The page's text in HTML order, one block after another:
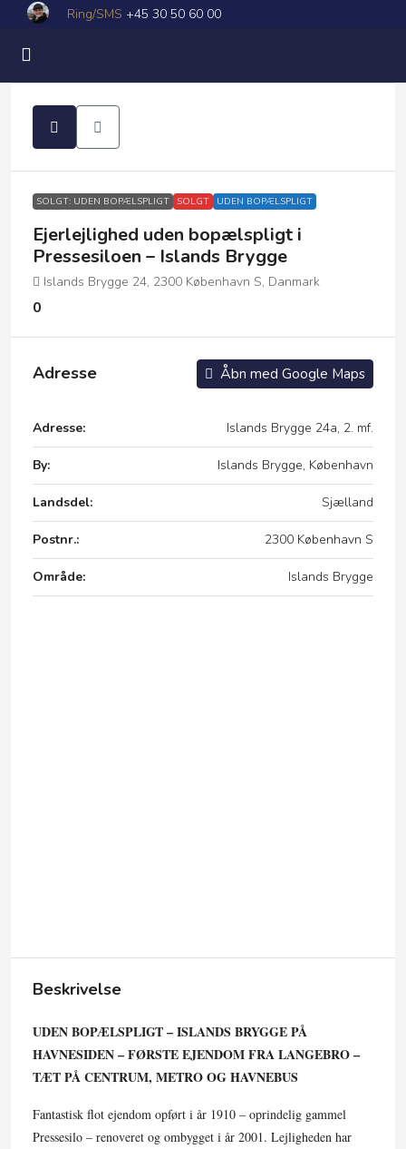
Ring/SMS +45 30 50 60 00
SOLGT: UDEN BOPÆLSPLIGT SOLGT UDEN BOPÆLSPLIGT
Ejerlejlighed uden bopælspligt i
Pressesiloen – Islands Brygge
Islands Brygge 24, 2300 København S, Danmark
0
Adresse Åbn med Google Maps
Adresse: Islands Brygge 24a, 2. mf.
By: Islands Brygge, København
Landsdel: Sjælland
Postnr.: 2300 København S
Område: Islands Brygge
Beskrivelse
UDEN BOPÆLSPLIGT – ISLANDS BRYGGE PÅ
HAVNESIDEN – FØRSTE EJENDOM FRA LANGEBRO –
TÆT PÅ CENTRUM, METRO OG HAVNEBUS
Fantastisk flot ejendom opført i år 1910 – oprindelig gammel
Pressesilo – renoveret og ombygget i år 2001. Lejligheden har